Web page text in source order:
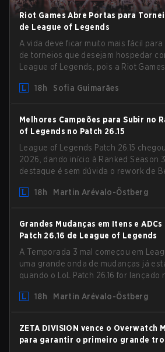
Riot Games Abre Portas para
de League of Legends
A vida deve ficar muito mais fácil
de torneios que desejam hospedar
League of Legends, pois a Riot
removem várias restrições
18h Sofia Guimarães
Melhores Campeões para Subir no
of Legends no Patch 26.15
League of Legends Patch 26.15
2026, dando início à Ranked Season
destaque é sem dúvida o rework de
necessárias em picks que estavam
Patch 26.15.
18h Martin Arévalo-Östberg
Grandes Mudanças em Itens e
Patch 26.16 de League of Legends
A Temporada 3 mal começou em
uma grande onda de mudanças já
quando o LoL Patch 26.16 for lançado
mudanças em Resistência Mágica
disso, o patch também atualizará uma
runas e até a Quest do Papel de
18h Martin Arévalo-Östberg
ZETA DIVISION vence o Overwatch
para garantir o primeiro grande